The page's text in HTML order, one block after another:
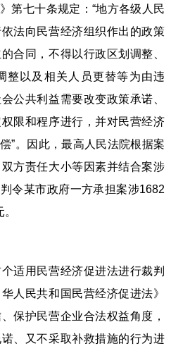
第七十条规定：“地方各级人民
法向民营经济组织作出的政策
合同，不得以行政区划调整、
整以及相关人员更替等为由违
公共利益需要改变政策承诺、
限和程序进行，并对民营经济
”。因此，最高人民法院根据案
方责任大小等因素并结合案涉
令某市政府一方承担案涉1682
用民营经济促进法进行裁判
人民共和国民营经济促进法》
保护民营企业合法权益角度，
、又不采取补救措施的行为进